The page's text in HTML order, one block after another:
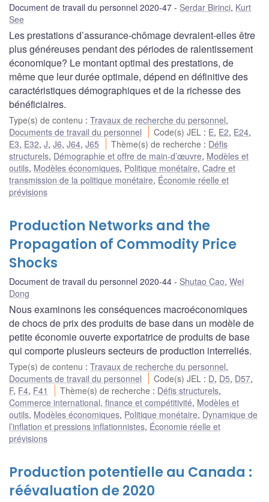
Document de travail du personnel 2020-47 Serdar Birinci, Kurt
See
Les prestations d’assurance-chômage devraient-elles être
plus généreuses pendant des périodes de ralentissement
économique? Le montant optimal des prestations, de
même que leur durée optimale, dépend en définitive des
caractéristiques démographiques et de la richesse des
bénéficiaires.
Type(s) de contenu : Travaux de recherche du personnel,
Documents de travail du personnel
Code(s) JEL : E, E2, E24,
E3, E32, J, J6, J64, J65 Thème(s) de recherche : Défis
structurels, Démographie et offre de main-d’œuvre, Modèles et
outils, Modèles économiques, Politique monétaire, Cadre et
transmission de la politique monétaire, Économie réelle et
prévisions
Production Networks and the
Propagation of Commodity Price
Shocks
Document de travail du personnel 2020-44 Shutao Cao, Wei
Dong
Nous examinons les conséquences macroéconomiques
de chocs de prix des produits de base dans un modèle de
petite économie ouverte exportatrice de produits de base
qui comporte plusieurs secteurs de production interreliés.
Type(s) de contenu : Travaux de recherche du personnel,
Documents de travail du personnel
Code(s) JEL : D, D5, D57,
F, F4, F41 Thème(s) de recherche : Défis structurels,
Commerce international, finance et compétitivité, Modèles et
outils, Modèles économiques, Politique monétaire, Dynamique de
l’inflation et pressions inflationnistes, Économie réelle et
prévisions
Production potentielle au Canada :
réévaluation de 2020